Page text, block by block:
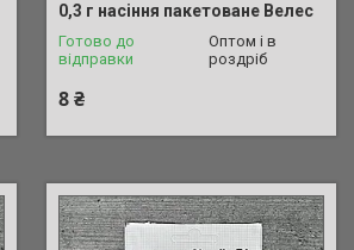
0,3 г насіння пакетоване Велес
Готово до
відправки
Оптом і в
роздріб
8 ₴